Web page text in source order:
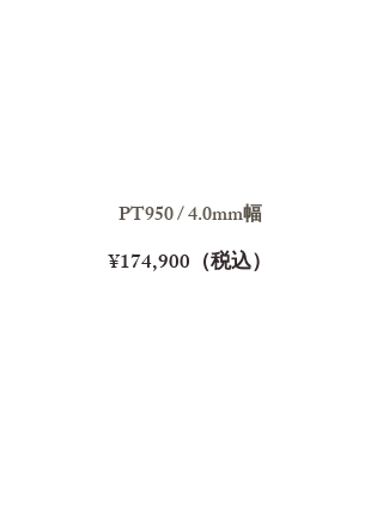
PT950 / 4.0mm幅
¥174,900（税込）